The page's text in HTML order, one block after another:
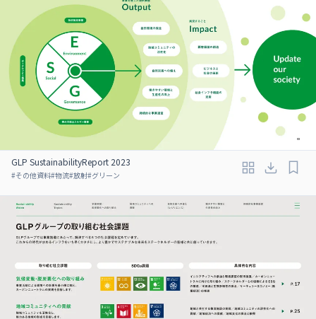
GLP SustainabilityReport 2023
#その他資料#物流#放射#グリーン